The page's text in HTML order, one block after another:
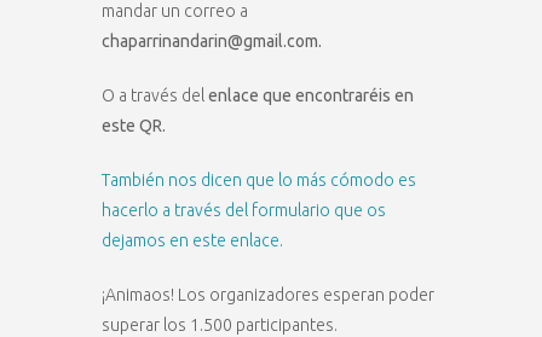
mandar un correo a
chaparrinandarin@gmail.com.
O a través del enlace que encontraréis en
este QR.
También nos dicen que lo más cómodo es
hacerlo a través del formulario que os
dejamos en este enlace.
¡Animaos! Los organizadores esperan poder
superar los 1.500 participantes.